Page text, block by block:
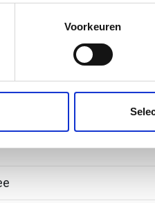
door het actief te scannen
gegevens worden
wijzigen of intrekken in de
Ook delen we informatie
Deze partners kunnen
Voorkeuren